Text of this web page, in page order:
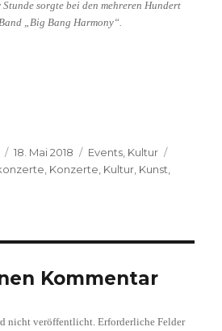
sorgte bei den mehreren Hundert
„Big Bang Harmony“.
Veröffentlicht
am
18. Mai 2018 Kategorien
Events Kultur
Konzerte Kultur Kunst
Kommentar
nicht veröffentlicht. Erforderliche Felder